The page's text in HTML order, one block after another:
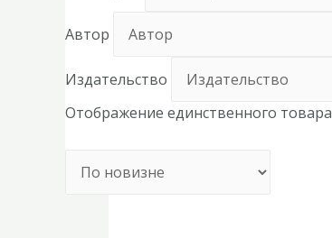
Автор
Издательство
Отображение единственного товара